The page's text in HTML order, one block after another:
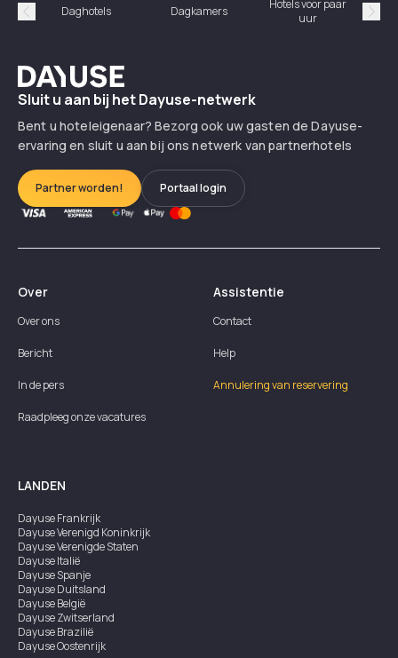
Précédent
Daghotels Dagkamers
Hotels voor paar
uur
Dayuse
Sluit u aan bij het Dayuse-netwerk
Bent u hoteleigenaar? Bezorg ook uw gasten de Dayuse-
ervaring en sluit u aan bij ons netwerk van partnerhotels
Partner worden! Portaal login
Over
Over ons
Bericht
In de pers
Raadpleeg onze vacatures
Assistentie
Contact
Help
Annulering van reservering
LANDEN
DayuseFrankrijk
DayuseVerenigd Koninkrijk
DayuseVerenigde Staten
DayuseItalië
DayuseSpanje
DayuseDuitsland
DayuseBelgië
DayuseZwitserland
DayuseBrazilië
DayuseOostenrijk